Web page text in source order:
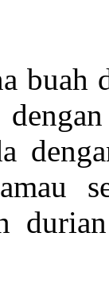
buah